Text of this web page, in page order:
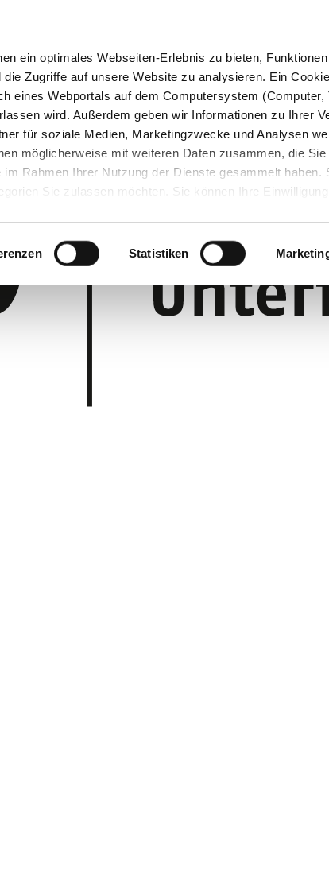
ein optimales Webseiten-Erlebnis zu bieten,
die Zugriffe auf unsere Website zu analysieren. Ein
eines Webportals auf dem Computersystem (Computer,
wird. Außerdem geben wir Informationen zu Ihrer
für soziale Medien, Marketingzwecke und Analysen
möglicherweise mit weiteren Daten zusammen, die Sie
Rahmen Ihrer Nutzung der Dienste gesammelt haben.
Sie zulassen möchten. Sie können Ihre
Statistiken